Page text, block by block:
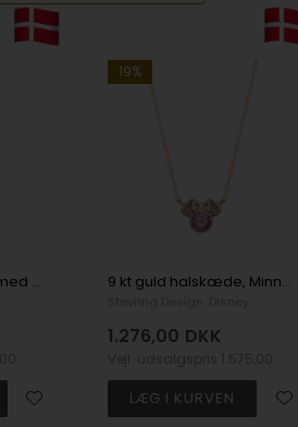
Forgyldt halskæde med lyserødt hjerte og krone
19%
9 kt guld halskæde, Minnie mouse med lyserød zirkon
1.276,00 DKK